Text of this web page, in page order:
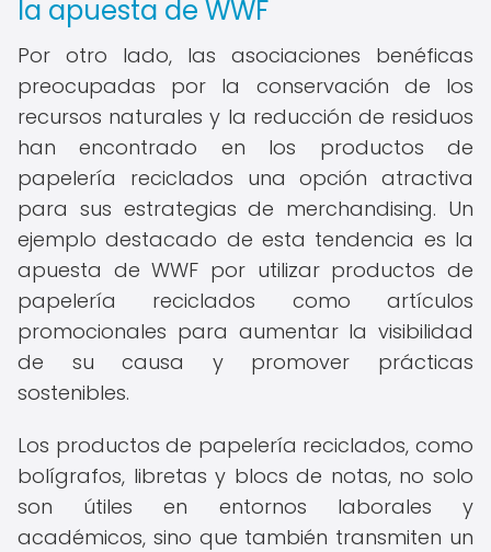
la apuesta de WWF
Por otro lado, las asociaciones benéficas
preocupadas por la conservación de los
recursos naturales y la reducción de residuos
han encontrado en los productos de
papelería reciclados una opción atractiva
para sus estrategias de merchandising. Un
ejemplo destacado de esta tendencia es la
apuesta de WWF por utilizar productos de
papelería reciclados como artículos
promocionales para aumentar la visibilidad
de su causa y promover prácticas
sostenibles.
Los productos de papelería reciclados, como
bolígrafos, libretas y blocs de notas, no solo
son útiles en entornos laborales y
académicos, sino que también transmiten un